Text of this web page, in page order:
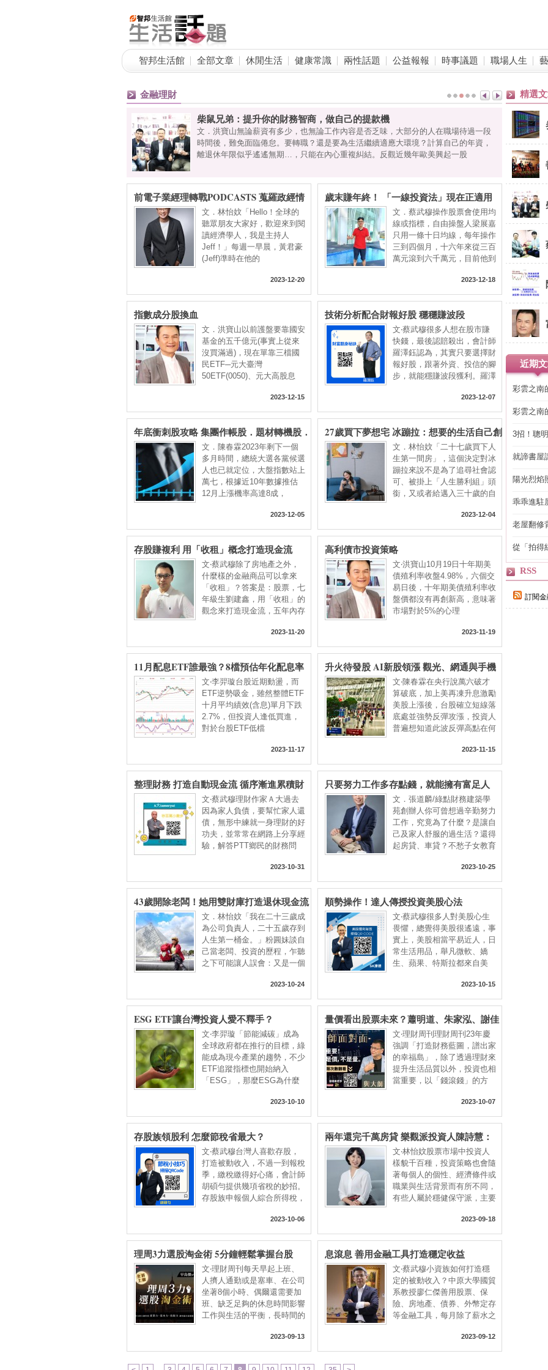
智邦生活館 全部文章 休閒生活 健康常識 兩性話題 公益報報 時事議題 職場人生
金融理財
柴鼠兄弟：提升你的財務智商，做自己的提款機
文．洪寶山無論薪資有多少，也無論工作內容是否乏味，大部分的人在職場待過一段
時間後，難免面臨倦怠。要轉職？還是要為生活繼續適應大環境？計算自己的年資，
離退休年限似乎遙遙無期…，只能在內心重複糾結。反觀近幾年歐美興起一股
前電子業經理轉戰PODCASTS 蒐羅政經情
報助企業攻佔世界版圖文．林怡妏「Hello！全球的
聽眾朋友大家好，歡迎來到閱
讀經濟學人，我是主持人
Jeff！」每週一早晨，黃君豪
(Jeff)準時在他的
2023-12-20
歲末賺年終！ 「一線投資法」現在正適用
文．蔡武穆操作股票會使用均
線或指標，自由操盤人梁展嘉
只用一條十日均線，每年操作
三到四個月，十六年來從三百
萬元滾到六千萬元，目前他到
2023-12-18
指數成分股換血
文．洪寶山以前護盤要靠國安
基金的五千億元(事實上從來
沒買滿過)，現在單靠三檔國
民ETF─元大臺灣
50ETF(0050)、元大高股息
2023-12-15
技術分析配合財報好股 穩穩賺波段
文‧蔡武穆很多人想在股市賺
快錢，最後認賠殺出，會計師
羅澤鈺認為，其實只要選擇財
報好股，跟著外資、投信的腳
步，就能穩賺波段獲利。羅澤
2023-12-07
年底衝刺股攻略 集團作帳股．題材轉機股．
低檔轉強股
文．陳春霖2023年剩下一個
多月時間，總統大選各黨候選
人也已就定位，大盤指數站上
萬七，根據近10年數據推估
12月上漲機率高達8成，
2023-12-05
27歲買下夢想宅 冰蹦拉：想要的生活自己創
造
文．林怡妏「二十七歲買下人
生第一間房」，這個決定對冰
蹦拉來說不是為了追尋社會認
可、被掛上「人生勝利組」頭
銜，又或者給邁入三十歲的自
2023-12-04
存股賺複利 用「收租」概念打造現金流
文‧蔡武穆除了房地產之外，
什麼樣的金融商品可以拿來
「收租」？答案是：股票，七
年級生劉建鑫，用「收租」的
觀念來打造現金流，五年內存
2023-11-20
高利債市投資策略
文‧洪寶山10月19日十年期美
債殖利率收盤4.98%，六個交
易日後，十年期美債殖利率收
盤價都沒有再創新高，意味著
市場對於5%的心理
2023-11-19
11月配息ETF誰最強？8檔預估年化配息率
突破7%
文‧李羿璇台股近期動盪，而
ETF逆勢吸金，雖然整體ETF
十月平均績效(含息)單月下跌
2.7%，但投資人逢低買進，
對於台股ETF低檔
2023-11-17
升火待發股 AI新股領漲 觀光、網通與手機
元件飆股乍現
文‧陳春霖在央行說萬六破才
算破底，加上美再凍升息激勵
美股上漲後，台股確立短線落
底處並強勢反彈攻漲，投資人
普遍想知道此波反彈高點在何
2023-11-15
整理財務 打造自動現金流 循序漸進累積財
富
文‧蔡武穆理財作家Ａ大過去
因為家人負債，要幫忙家人還
債，無形中練就一身理財的好
功夫，並常常在網路上分享經
驗，解答PTT鄉民的財務問
2023-10-31
只要努力工作多存點錢，就能擁有富足人
生？
文．張道麟/綠點財務建築學
苑創辦人你可曾想過辛勤努力
工作，究竟為了什麼？是讓自
己及家人舒服的過生活？還得
起房貸、車貸？不愁子女教育
2023-10-25
43歲開除老闆！她用雙財庫打造退休現金流
文．林怡妏「我在二十三歲成
為公司負責人，二十五歲存到
人生第一桶金。」粉圓妹談自
己當老闆、投資的歷程，乍聽
之下可能讓人誤會：又是一個
2023-10-24
順勢操作！達人傳授投資美股心法
文‧蔡武穆很多人對美股心生
畏懼，總覺得美股很遙遠，事
實上，美股相當平易近人，日
常生活用品，舉凡微軟、嬌
生、蘋果、特斯拉都來自美
2023-10-15
ESG ETF讓台灣投資人愛不釋手？
文‧李羿璇「節能減碳」成為
全球政府都在推行的目標，綠
能成為現今產業的趨勢，不少
ETF追蹤指標也開始納入
「ESG」，那麼ESG為什麼
2023-10-10
量價看出股票未來？蕭明道、朱家泓、謝佳
穎各自解讀
文‧理財周刊理財周刊23年慶
強調「打造財務藍圖，譜出家
的幸福島」，除了透過理財來
提升生活品質以外，投資也相
當重要，以「錢滾錢」的方
2023-10-07
存股族領股利 怎麼節稅省最大？
文‧蔡武穆台灣人喜歡存股，
打造被動收入，不過一到報稅
季，繳稅繳得好心痛，會計師
胡碩勻提供幾項省稅的妙招。
存股族申報個人綜合所得稅，
2023-10-06
兩年還完千萬房貸 樂觀派投資人陳詩慧：
「投資一定要相信自己」文‧林怡妏股票市場中投資人
樣貌千百種，投資策略也會隨
著每個人的個性、經濟條件或
職業與生活背景而有所不同，
有些人屬於穩健保守派，主要
2023-09-18
理周3⼒選股淘金術 5分鐘輕鬆掌握台股
文‧理財周刊每天早起上班、
人擠人通勤或是塞車、在公司
坐著8個小時、偶爾還需要加
班、缺乏足夠的休息時間影響
工作與生活的平衡，長時間的
2023-09-13
息滾息 善用金融工具打造穩定收益
文‧蔡武穆小資族如何打造穩
定的被動收入？中原大學國貿
系教授廖仁傑善用股票、保
險、房地產、債券、外幣定存
等金融工具，每月除了薪水之
2023-09-12
精選
近期
彩雲之南
彩雲之南
3招！聰
就諦書屋
陽光烈焰
乖乖進駐
老屋翻修
從「拍得
RSS
訂閱